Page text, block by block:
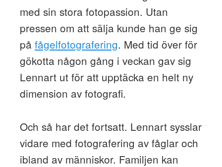
med sin stora fotopassion. Utan
pressen om att sälja kunde han ge sig
på fågelfotografering. Med tid över för
gökotta någon gång i veckan gav sig
Lennart ut för att upptäcka en helt ny
dimension av fotografi.
Och så har det fortsatt. Lennart sysslar
vidare med fotografering av fåglar och
ibland av människor. Familjen kan